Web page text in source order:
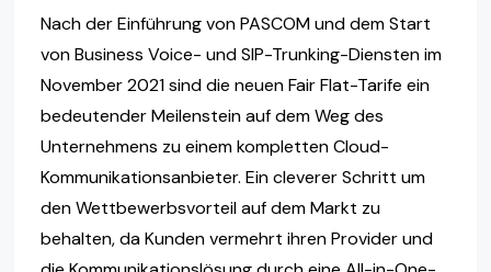
Nach der Einführung von PASCOM und dem Start
von Business Voice- und SIP-Trunking-Diensten im
November 2021 sind die neuen Fair Flat-Tarife ein
bedeutender Meilenstein auf dem Weg des
Unternehmens zu einem kompletten Cloud-
Kommunikationsanbieter. Ein cleverer Schritt um
den Wettbewerbsvorteil auf dem Markt zu
behalten, da Kunden vermehrt ihren Provider und